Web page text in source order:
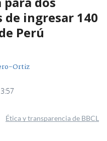
de ingresar 140
Perú
Ortiz
Ética y transparencia de BBCL